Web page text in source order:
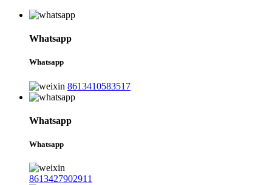
Whatsapp
Whatsapp
8613410583517
Whatsapp
Whatsapp
8613427902911